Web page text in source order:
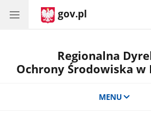
gov.pl
Regionalna
Ochrony Środowiska w
MENU